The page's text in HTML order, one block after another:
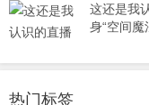
这还是我
身“空间魔
热门标签